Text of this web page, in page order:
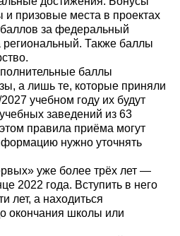
и призовые места в проектах
за федеральный
региональный. Также баллы
баллы
а лишь те, которые приняли
учебном году их будут
заведений из 63
правила приёма могут
нужно уточнять
уже более трёх лет —
2022 года. Вступить в него
лет, а находиться
окончания школы или